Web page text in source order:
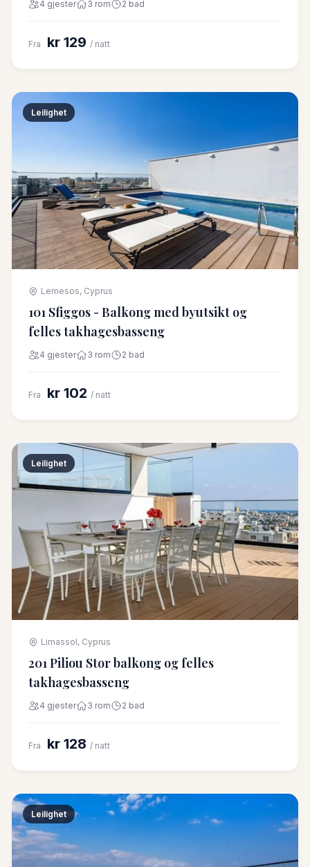
4 gjester 3 rom 2 bad
Fra kr 129 / natt
Leilighet
Lemesos, Cyprus
101 Sfiggos - Balkong med byutsikt og
felles takhagesbasseng
4 gjester 3 rom 2 bad
Fra kr 102 / natt
Leilighet
Limassol, Cyprus
201 Piliou Stor balkong og felles
takhagesbasseng
4 gjester 3 rom 2 bad
Fra kr 128 / natt
Leilighet